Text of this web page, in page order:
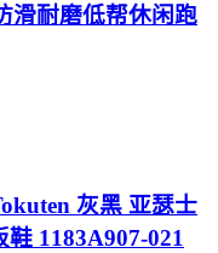
滑耐磨低帮休闲跑
灰黑 亚瑟士
1183A907-021